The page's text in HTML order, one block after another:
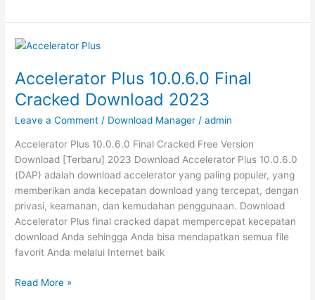
Manager
Full
Crack 6.41.11
Download
Accelerator Plus 10.0.6.0 Final
Cracked Download 2023
Leave a Comment / Download Manager /admin
Accelerator Plus 10.0.6.0 Final Cracked Free Version
Download [Terbaru] 2023 Download Accelerator Plus 10.0.6.0
(DAP) adalah download accelerator yang paling populer, yang
memberikan anda kecepatan download yang tercepat, dengan
privasi, keamanan, dan kemudahan penggunaan. Download
Accelerator Plus final cracked dapat mempercepat kecepatan
download Anda sehingga Anda bisa mendapatkan semua file
favorit Anda melalui Internet baik
Accelerator
Read More »